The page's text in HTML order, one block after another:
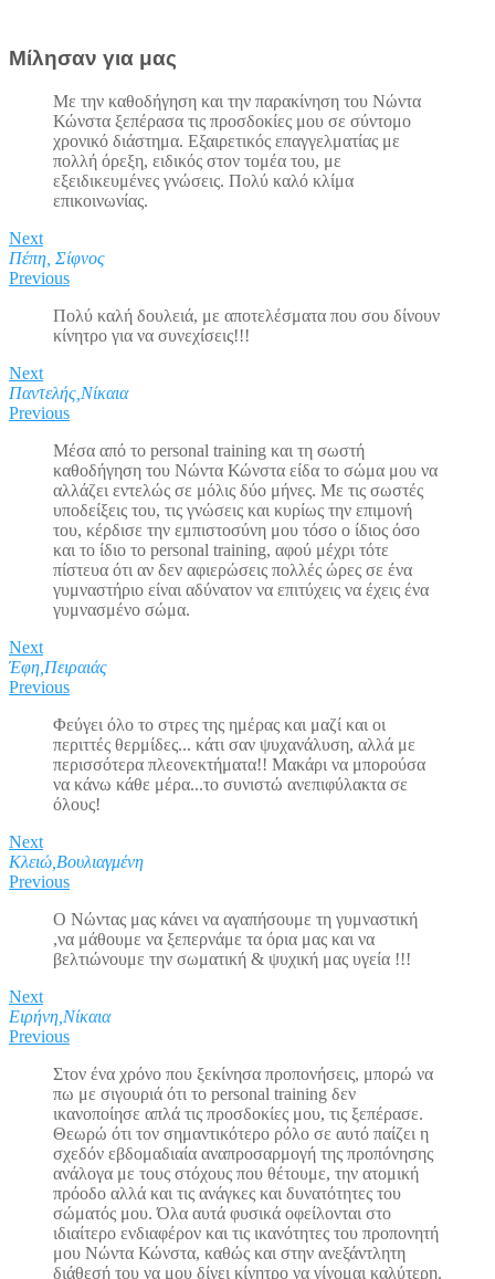
Μίλησαν για μας
Με την καθοδήγηση και την παρακίνηση του Νώντα
Κώνστα ξεπέρασα τις προσδοκίες μου σε σύντομο
χρονικό διάστημα. Εξαιρετικός επαγγελματίας με
πολλή όρεξη, ειδικός στον τομέα του, με
εξειδικευμένες γνώσεις. Πολύ καλό κλίμα
επικοινωνίας.
Next
Πέπη, Σίφνος
Previous
Πολύ καλή δουλειά, με αποτελέσματα που σου δίνουν
κίνητρο για να συνεχίσεις!!!
Next
Παντελής,Νίκαια
Previous
Μέσα από το personal training και τη σωστή
καθοδήγηση του Νώντα Κώνστα είδα το σώμα μου να
αλλάζει εντελώς σε μόλις δύο μήνες. Με τις σωστές
υποδείξεις του, τις γνώσεις και κυρίως την επιμονή
του, κέρδισε την εμπιστοσύνη μου τόσο ο ίδιος όσο
και το ίδιο το personal training, αφού μέχρι τότε
πίστευα ότι αν δεν αφιερώσεις πολλές ώρες σε ένα
γυμναστήριο είναι αδύνατον να επιτύχεις να έχεις ένα
γυμνασμένο σώμα.
Next
Έφη,Πειραιάς
Previous
Φεύγει όλο το στρες της ημέρας και μαζί και οι
περιττές θερμίδες... κάτι σαν ψυχανάλυση, αλλά με
περισσότερα πλεονεκτήματα!! Μακάρι να μπορούσα
να κάνω κάθε μέρα...το συνιστώ ανεπιφύλακτα σε
όλους!
Next
Κλειώ,Βουλιαγμένη
Previous
Ο Νώντας μας κάνει να αγαπήσουμε τη γυμναστική
,να μάθουμε να ξεπερνάμε τα όρια μας και να
βελτιώνουμε την σωματική & ψυχική μας υγεία !!!
Next
Ειρήνη,Νίκαια
Previous
Στον ένα χρόνο που ξεκίνησα προπονήσεις, μπορώ να
πω με σιγουριά ότι το personal training δεν
ικανοποίησε απλά τις προσδοκίες μου, τις ξεπέρασε.
Θεωρώ ότι τον σημαντικότερο ρόλο σε αυτό παίζει η
σχεδόν εβδομαδιαία αναπροσαρμογή της προπόνησης
ανάλογα με τους στόχους που θέτουμε, την ατομική
πρόοδο αλλά και τις ανάγκες και δυνατότητες του
σώματός μου. Όλα αυτά φυσικά οφείλονται στο
ιδιαίτερο ενδιαφέρον και τις ικανότητες του προπονητή
μου Νώντα Κώνστα, καθώς και στην ανεξάντλητη
διάθεσή του να μου δίνει κίνητρο να γίνομαι καλύτερη.